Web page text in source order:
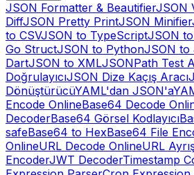
JSON Formatter & BeautifierJSON
DiffJSON Pretty PrintJSON Minifier
to CSVJSON to TypeScriptJSON
Go StructJSON to PythonJSON to
DartJSON to XMLJSONPath Test
DoğrulayıcıJSON Dize Kaçış Aracı
DönüştürücüYAML'dan JSON'a
Encode OnlineBase64 Decode
DecoderBase64 Görsel Kodlayıcı
safeBase64 to HexBase64 File
OnlineURL Decode OnlineURL
EncoderJWT DecoderTimestamp